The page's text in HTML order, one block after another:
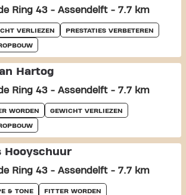
Ring 43 - Assendelft - 7.7 km
VERLIEZEN PRESTATIES VERBETEREN
Hartog
Ring 43 - Assendelft - 7.7 km
WORDEN GEWICHT VERLIEZEN
Hooyschuur
Ring 43 - Assendelft - 7.7 km
& TONE FITTER WORDEN